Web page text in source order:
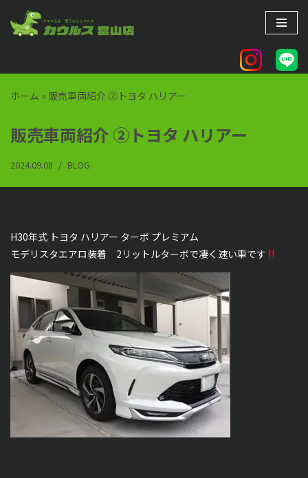
コ
テ
ン
ス
ホーム » 販売車両紹介 ②トヨタ ハリアー
販売車両紹介 ②トヨタ ハリアー
2024.09.08 BLOG
H30年式 トヨタ ハリアー ターボ プレミアム
モデリスタエアロ装着 2リットルターボで凄く速い車です